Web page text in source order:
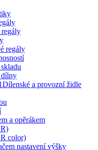
regály
dílny
Dílenské a provozní židle
a opěrákem
color)
nastavení výšky